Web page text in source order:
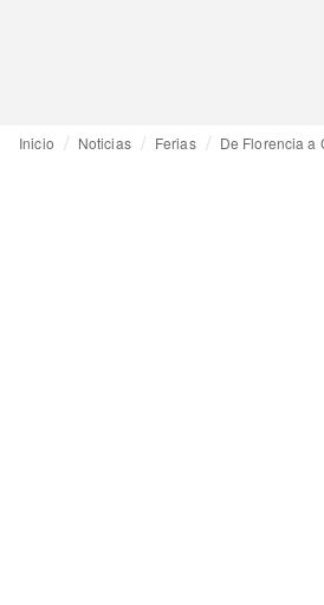
Inicio Noticias Ferias